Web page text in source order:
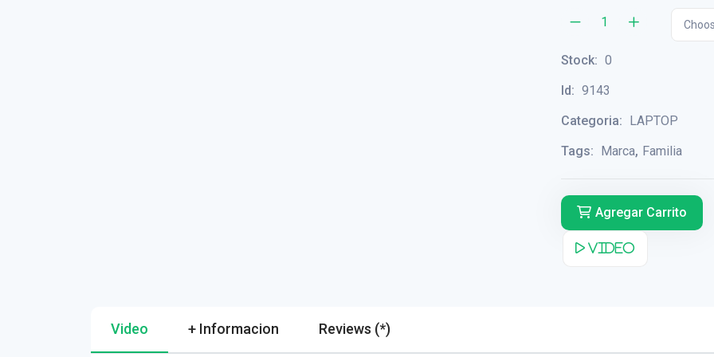
Stock: 0
Id: 9143
Categoria: LAPTOP
Tags: Marca, Familia
Agregar Carrito
Video
Video + Informacion Reviews (*)